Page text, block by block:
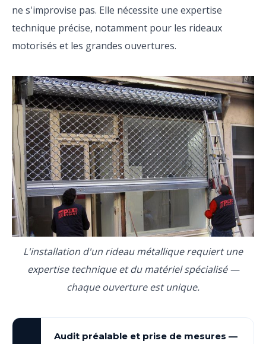
ne s'improvise pas. Elle nécessite une expertise
technique précise, notamment pour les rideaux
motorisés et les grandes ouvertures.
L'installation d'un rideau métallique requiert une
expertise technique et du matériel spécialisé —
chaque ouverture est unique.
Audit préalable et prise de mesures —